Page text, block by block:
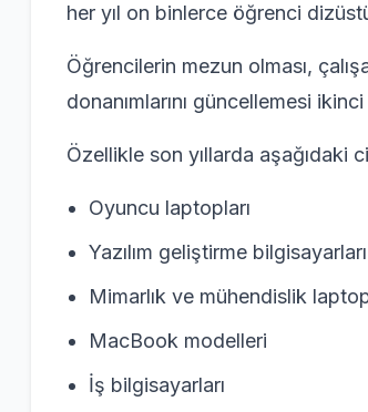
her yıl on binlerce öğrenci
Öğrencilerin mezun olması,
donanımlarını güncellemesi
Özellikle son yıllarda aşağıdaki
Oyuncu laptopları
Yazılım geliştirme bilgisayarları
Mimarlık ve mühendislik
MacBook modelleri
İş bilgisayarları